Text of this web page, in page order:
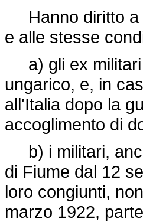
Hanno diritto a
e alle stesse
a) gli ex militari
ungarico, e, in
all'Italia dopo la
accoglimento di
b) i militari,
di Fiume dal 12
loro congiunti,
marzo 1922,